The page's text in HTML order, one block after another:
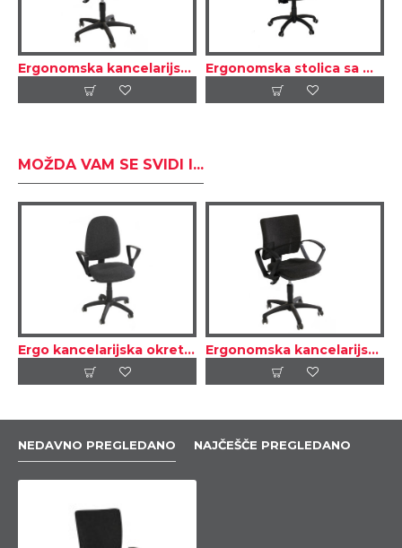
Ergonomska kancelarijska okretna stolica – Tekstil Ergonomska stolica sa mrežastim naslonom
MOŽDA VAM SE SVIDI I...
Ergo kancelarijska okretna stolica Ergonomska kancelarijska okretna stolica – Tekstil
NEDAVNO PREGLEDANO NAJČEŠČE PREGLEDANO